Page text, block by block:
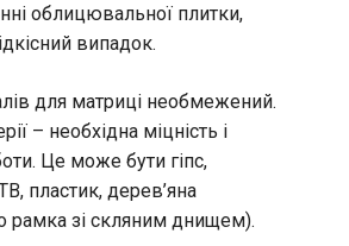
облицювальної плитки,
випадок.
для матриці необмежений.
– необхідна міцність і
Це може бути гіпс,
пластик, дерев’яна
рамка зі скляним днищем).